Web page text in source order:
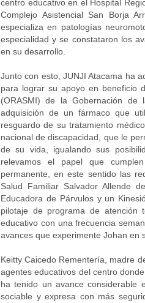
centro educativo en el Hospital
Complejo Asistencial San Borja
especializa en patologías
especialidad y se constataron los
en su desarrollo.
Junto con esto, JUNJI Atacama ha
para lograr su apoyo en beneficio
(ORASMI) de la Gobernación
adquisición de un fármaco que
resguardo de su tratamiento
nacional de discapacidad, que le
de su vida, igualando sus
relevamos el papel que
permanente, en este sentido las
Salud Familiar Salvador Allende
Educadora de Párvulos y un
pilotaje de programa de atención
educativo con una frecuencia
avances que experimente Johan en
Keitty Caicedo Rementería, madre
agentes educativos del centro
ha tenido un avance considerable
sociable y expresa con más